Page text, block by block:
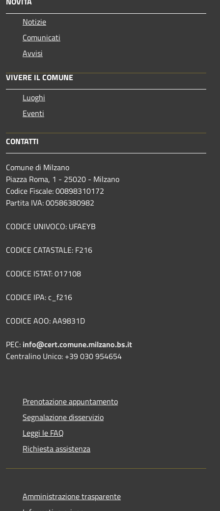
Notizie
Comunicati
Avvisi
VIVERE IL COMUNE
Luoghi
Eventi
CONTATTI
Comune di Milzano
Piazza Roma, 1 - 25020 - Milzano
Codice Fiscale: 00898310172
Partita IVA: 00586380982
CODICE UNIVOCO: UFAEYB
CODICE CATASTALE: F216
CODICE ISTAT: 017108
CODICE IPA: c_f216
CODICE AOO: AA9831D
PEC: info@cert.comune.milzano.bs.it
Centralino Unico: +39 030 954654
Prenotazione appuntamento
Segnalazione disservizio
Leggi le FAQ
Richiesta assistenza
Amministrazione trasparente